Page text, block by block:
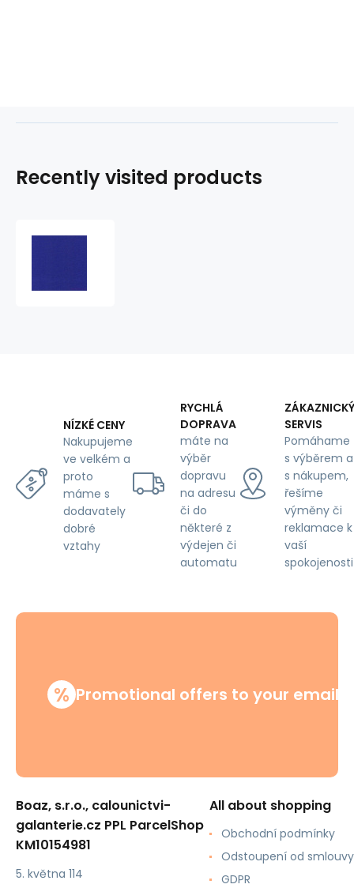
Recently visited products
NÍZKÉ CENY
Nakupujeme
ve velkém a
proto
máme s
dodavately
dobré
vztahy
RYCHLÁ
DOPRAVA
máte na
výběr
dopravu
na adresu
či do
některé z
výdejen či
automatu
ZÁKAZNICKÝ
SERVIS
Pomáhame
s výběrem a
s nákupem,
řešíme
výměny či
reklamace k
vaší
spokojenosti
% Promotional offers to your email
Boaz, s.r.o., calounictvi-
galanterie.cz PPL ParcelShop
KM10154981
5. května 114
All about shopping
Obchodní podmínky
Odstoupení od smlouvy
GDPR